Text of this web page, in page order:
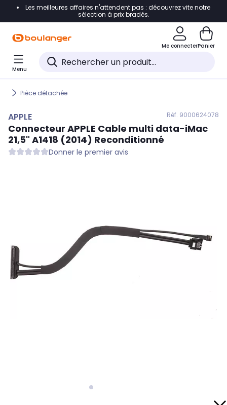
Accéder directement à la navigation
Accéder directement au pied de page
Accéder directement au chatbot
Les meilleures affaires n'attendent pas : découvrez vite notre
sélection à prix bradés.
Me connecterPanier
Menu
Pièce détachée
APPLE Réf. 9000624078
Connecteur APPLE Cable multi data-iMac
21,5" A1418 (2014) Reconditionné
Donner le premier avis